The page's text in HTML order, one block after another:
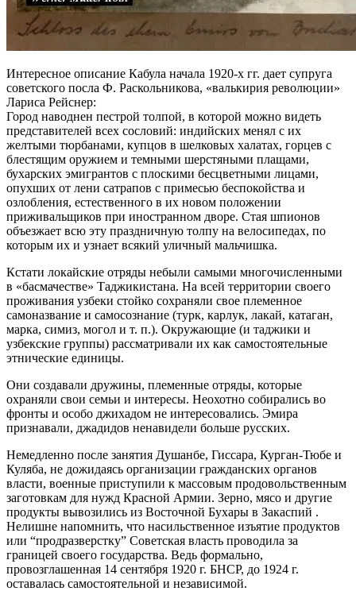
Интересное описание Кабула начала 1920-х гг. дает супруга
советского посла Ф. Раскольникова, «валькирия революции»
Лариса Рейснер:
Город наводнен пестрой толпой, в которой можно видеть
представителей всех сословий: индийских менял с их
желтыми тюрбанами, купцов в шелковых халатах, горцев с
блестящим оружием и темными шерстяными плащами,
бухарских эмигрантов с плоскими бесцветными лицами,
опухших от лени сатрапов с примесью беспокойства и
озлобления, естественного в их новом положении
приживальщиков при иностранном дворе. Стая шпионов
объезжает всю эту праздничную толпу на велосипедах, по
которым их и узнает всякий уличный мальчишка.
Кстати локайские отряды небыли самыми многочисленными
в «басмачестве» Таджикистана. На всей территории своего
проживания узбеки стойко сохраняли свое племенное
самоназвание и самосознание (турк, карлук, лакай, катаган,
марка, симиз, могол и т. п.). Окружающие (и таджики и
узбекские группы) рассматривали их как самостоятельные
этнические единицы.
Они создавали дружины, племенные отряды, которые
охраняли свои семьи и интересы. Неохотно собирались во
фронты и особо джихадом не интересовались. Эмира
признавали, джадидов ненавидели больше русских.
Немедленно после занятия Душанбе, Гиссара, Курган-Тюбе и
Куляба, не дожидаясь организации гражданских органов
власти, военные приступили к массовым продовольственным
заготовкам для нужд Красной Армии. Зерно, мясо и другие
продукты вывозились из Восточной Бухары в Закаспий .
Нелишне напомнить, что насильственное изъятие продуктов
или “продразверстку” Советская власть проводила за
границей своего государства. Ведь формально,
провозглашенная 14 сентября 1920 г. БНСР, до 1924 г.
оставалась самостоятельной и независимой.